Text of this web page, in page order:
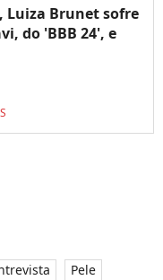
Luiza Brunet sofre
do 'BBB 24', e
Pele